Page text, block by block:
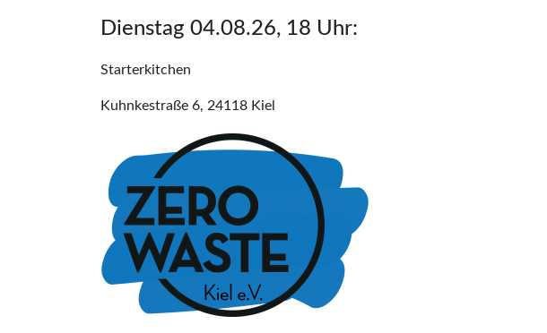
Dienstag 04.08.26, 18 Uhr:
Starterkitchen
Kuhnkestraße 6, 24118 Kiel